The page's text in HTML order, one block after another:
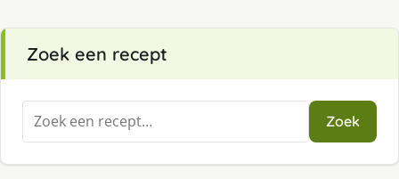
Zoek een recept
Zoeken
naar:
Zoek